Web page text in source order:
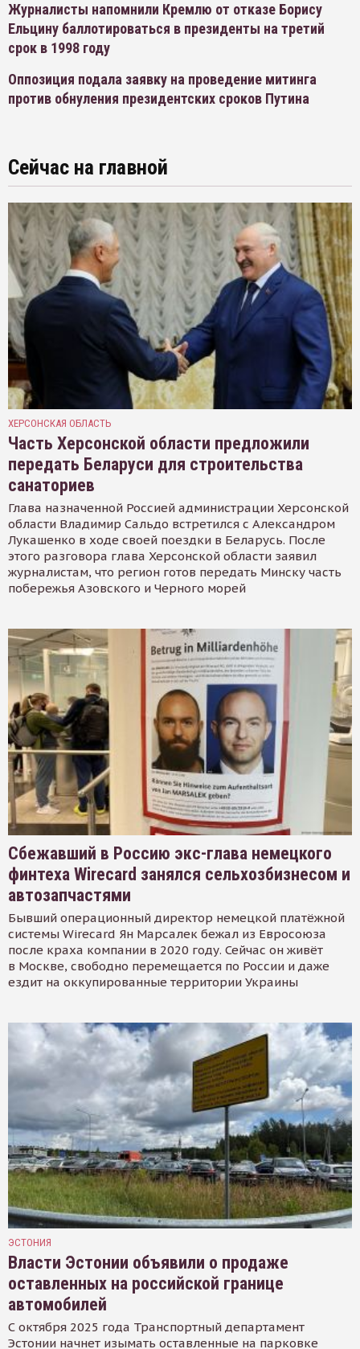
Журналисты напомнили Кремлю от отказе Борису
Ельцину баллотироваться в президенты на третий
срок в 1998 году
Оппозиция подала заявку на проведение митинга
против обнуления президентских сроков Путина
Сейчас на главной
ХЕРСОНСКАЯ ОБЛАСТЬ
Часть Херсонской области предложили
передать Беларуси для строительства
санаториев
Глава назначенной Россией администрации Херсонской
области Владимир Сальдо встретился с Александром
Лукашенко в ходе своей поездки в Беларусь. После
этого разговора глава Херсонской области заявил
журналистам, что регион готов передать Минску часть
побережья Азовского и Черного морей
Сбежавший в Россию экс-глава немецкого
финтеха Wirecard занялся сельхозбизнесом и
автозапчастями
Бывший операционный директор немецкой платёжной
системы Wirecard Ян Марсалек бежал из Евросоюза
после краха компании в 2020 году. Сейчас он живёт
в Москве, свободно перемещается по России и даже
ездит на оккупированные территории Украины
ЭСТОНИЯ
Власти Эстонии объявили о продаже
оставленных на российской границе
автомобилей
С октября 2025 года Транспортный департамент
Эстонии начнет изымать оставленные на парковке